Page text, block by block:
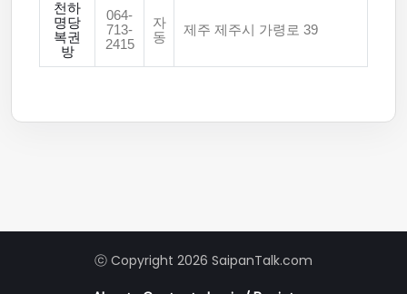
천하
명당
복권
방
064-
713-
2415
자
동
제주 제주시 가령로 39
ⓒ Copyright 2026 SaipanTalk.com